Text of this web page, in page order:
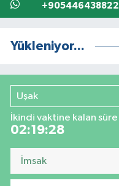
+905446438822
Yükleniyor...
Uşak
İkindi vaktine kalan süre
02:19:27
İmsak